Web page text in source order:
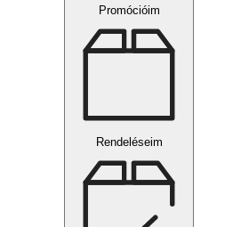
Promócióim
Rendeléseim